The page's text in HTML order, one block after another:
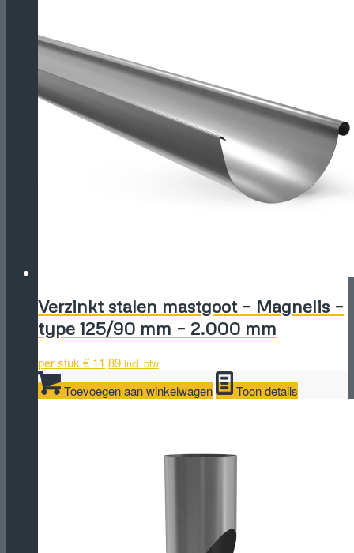
Verzinkt stalen mastgoot – Magnelis –
type 125/90 mm – 2.000 mm
per stuk € 11,89 incl. btw
Toevoegen aan winkelwagen Toon details